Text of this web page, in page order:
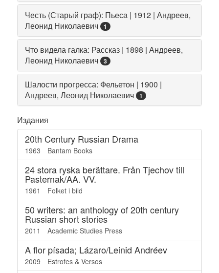
Честь (Старый граф): Пьеса | 1912 | Андреев,
Леонид Николаевич
1
Что видела галка: Рассказ | 1898 | Андреев,
Леонид Николаевич
3
Шалости прогресса: Фельетон | 1900 |
Андреев, Леонид Николаевич
1
Издания
20th Century Russian Drama
1963 Bantam Books
24 stora ryska berättare. Från Tjechov till
Pasternak/AA. VV.
1961 Folket i bild
50 writers: an anthology of 20th century
Russian short stories
2011 Academic Studies Press
A flor písada; Lázaro/Leinid Andréev
2009 Estrofes & Versos